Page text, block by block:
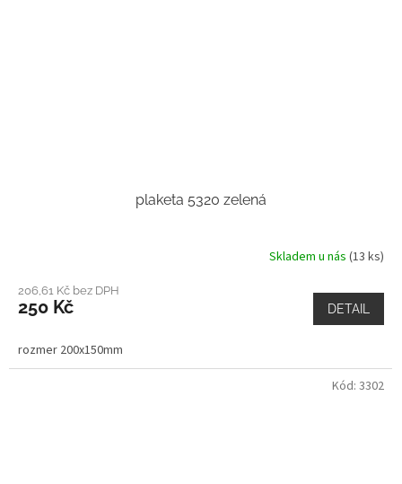
plaketa 5320 zelená
Skladem u nás (13 ks)
206,61 Kč bez DPH
250 Kč DETAIL
rozmer 200x150mm
Kód: 3302